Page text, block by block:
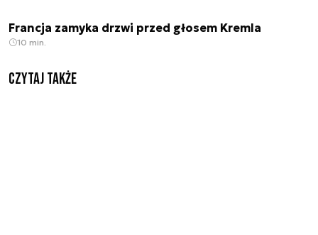
Francja zamyka drzwi przed głosem Kremla
10 min.
Czytaj także